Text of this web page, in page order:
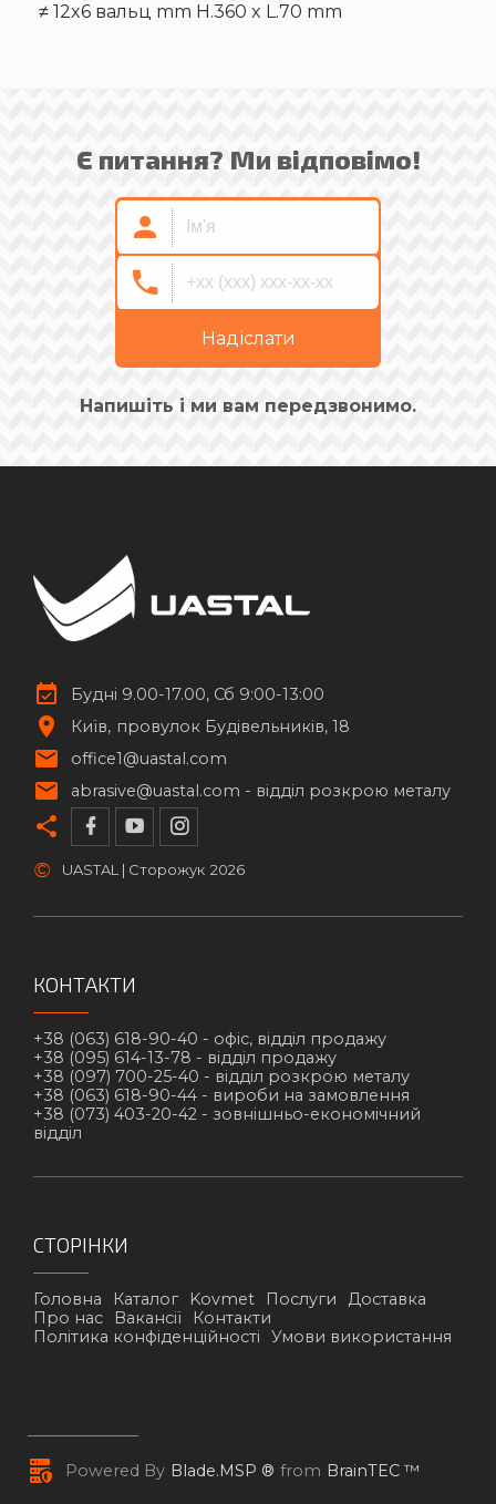
≠ 12x6 вальц mm H.360 x L.70 mm
Є питання? Ми відповімо!
Надіслати
Напишіть і ми вам передзвонимо.
Будні 9.00-17.00, Сб 9:00-13:00
Київ
провулок Будівельників, 18
office1@uastal.com
abrasive@uastal.com - відділ розкрою металу
© UASTAL | Сторожук 2026
КОНТАКТИ
+38 (063) 618-90-40 - офіс, відділ продажу
+38 (095) 614-13-78 - відділ продажу
+38 (097) 700-25-40 - відділ розкрою металу
+38 (063) 618-90-44 - вироби на замовлення
+38 (073) 403-20-42 - зовнішньо-економічний
відділ
СТОРІНКИ
Головна Каталог Kovmet Послуги
Доставка
Про нас
Вакансії
Контакти
Політика конфіденційності
Умови використання
Powered By Blade.MSP ® from BrainTEC ™